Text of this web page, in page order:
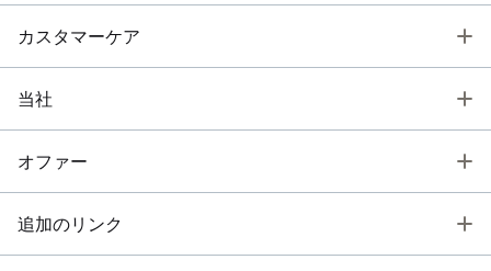
カスタマーケア
当社
オファー
追加のリンク